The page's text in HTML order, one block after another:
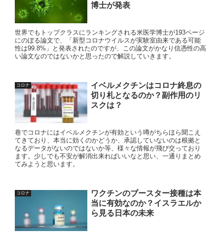
博士が発表
世界でもトップクラスにランキングされる米医学博士が193ページ
にのぼる論文で、「新型コロナウイルスが実験室由来である可能
性は99.8%」と発表されたのですが、この論文がかなり信憑性の高
い論文なのではないかと思ったので解説していきます。
コロナ
イベルメクチンはコロナ終息の
切り札となるのか？副作用のリ
スクは？
巷でコロナにはイベルメクチンが有効という噂がちらほら聞こえ
てきており、本当に効くのかどうか、承認していないのは根拠と
なるデータがないのではないか等、様々な情報が飛び交っており
ます。少しでも不安が解消出来ればいいなと思い、一通りまとめ
てみようと思います。
コロナ
ワクチンのブースター接種は本
当に有効なのか？イスラエルか
ら見る日本の未来